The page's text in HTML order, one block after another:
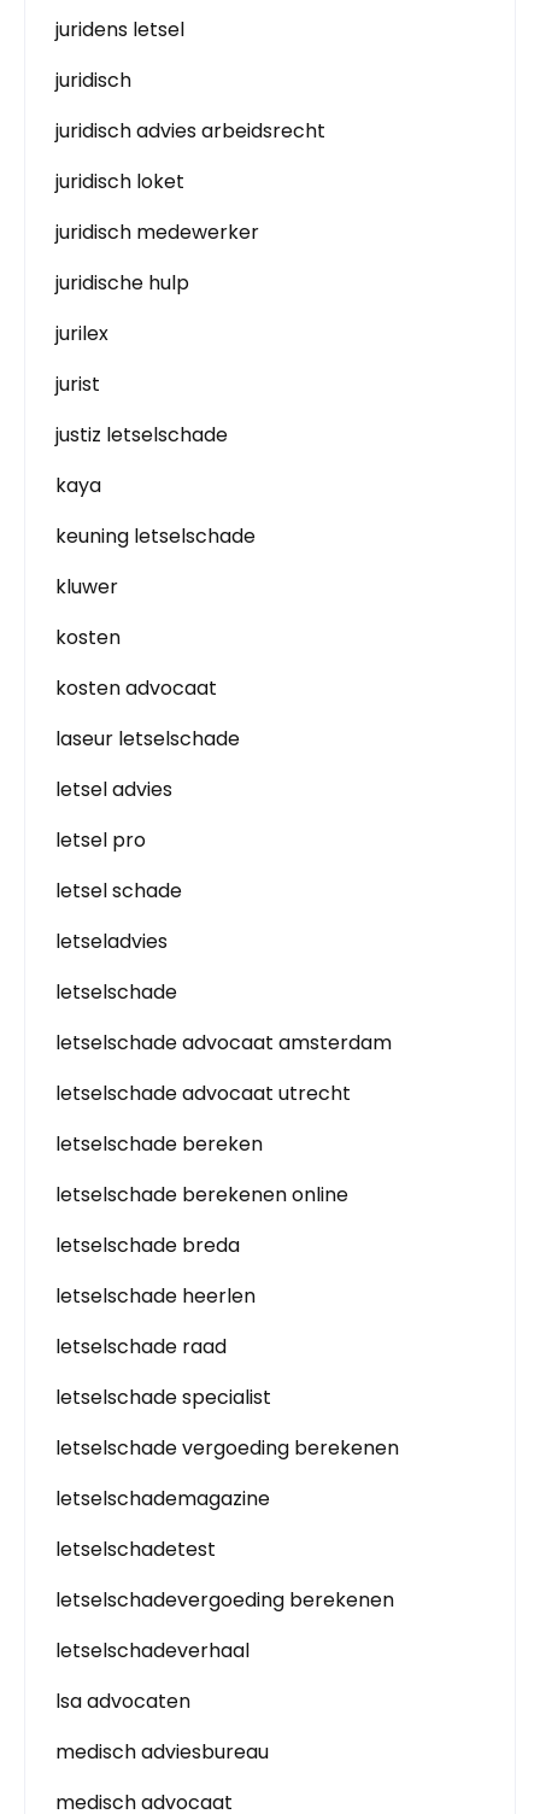
juridens letsel
juridisch
juridisch advies arbeidsrecht
juridisch loket
juridisch medewerker
juridische hulp
jurilex
jurist
justiz letselschade
kaya
keuning letselschade
kluwer
kosten
kosten advocaat
laseur letselschade
letsel advies
letsel pro
letsel schade
letseladvies
letselschade
letselschade advocaat amsterdam
letselschade advocaat utrecht
letselschade bereken
letselschade berekenen online
letselschade breda
letselschade heerlen
letselschade raad
letselschade specialist
letselschade vergoeding berekenen
letselschademagazine
letselschadetest
letselschadevergoeding berekenen
letselschadeverhaal
lsa advocaten
medisch adviesbureau
medisch advocaat